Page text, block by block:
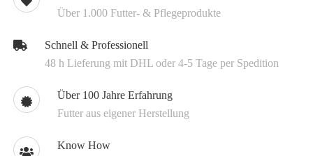
Über 1.000 Futter- & Pflegeprodukte
Schnell & Professionell
48 h Lieferung mit DHL oder 4-5 Tage per Spedition
Über 100 Jahre Erfahrung
Futter aus eigener Herstellung
Know How